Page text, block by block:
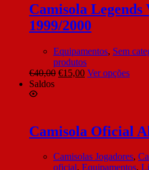
Camisola Legends
1999/2000
Equipamentos, Sem
produtos
€40,00 €15,00 Ver opções
Saldos
Camisola Oficial
Camisolas Jogadores,
oficial, Equipamentos,